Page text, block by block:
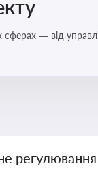
сферах — від